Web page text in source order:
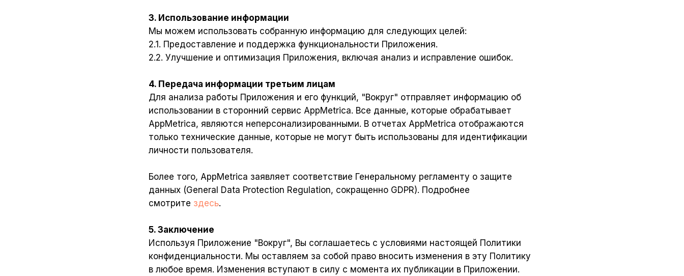
3. Использование информации
Мы можем использовать собранную информацию для следующих целей:
2.1. Предоставление и поддержка функциональности Приложения.
2.2. Улучшение и оптимизация Приложения, включая анализ и исправление ошибок.
4. Передача информации третьим лицам
Для анализа работы Приложения и его функций, "Вокруг" отправляет информацию об
использовании в сторонний сервис AppMetrica. Все данные, которые обрабатывает
AppMetrica, являются неперсонализированными. В отчетах AppMetrica отображаются
только технические данные, которые не могут быть использованы для идентификации
личности пользователя.
Более того, AppMetrica заявляет соответствие Генеральному регламенту о защите
данных (General Data Protection Regulation, сокращенно GDPR). Подробнее
смотрите здесь.
5. Заключение
Используя Приложение "Вокруг", Вы соглашаетесь с условиями настоящей Политики
конфиденциальности. Мы оставляем за собой право вносить изменения в эту Политику
в любое время. Изменения вступают в силу с момента их публикации в Приложении.